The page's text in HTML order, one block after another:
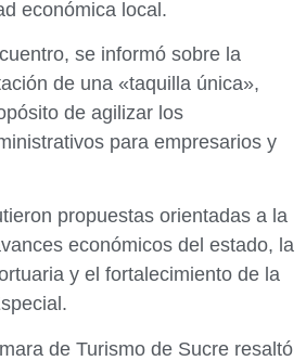
económica local.
se informó sobre la
de una «taquilla única»,
de agilizar los
para empresarios y
propuestas orientadas a la
económicos del estado, la
y el fortalecimiento de la
de Turismo de Sucre resaltó